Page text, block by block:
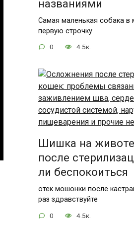
названиями
Самая маленькая собака в
первую строчку
0 4.5к.
Шишка на
после
ли беспокоиться
отек мошонки после
раз здравствуйте
0 4.5к.